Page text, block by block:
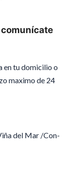
en tu domicilio o
maximo de 24
del Mar /Con-